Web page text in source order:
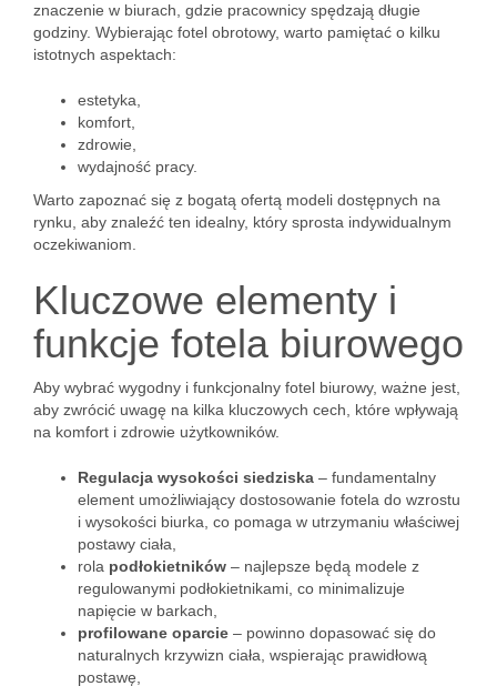
znaczenie w biurach, gdzie pracownicy spędzają długie
godziny. Wybierając fotel obrotowy, warto pamiętać o kilku
istotnych aspektach:
estetyka,
komfort,
zdrowie,
wydajność pracy.
Warto zapoznać się z bogatą ofertą modeli dostępnych na
rynku, aby znaleźć ten idealny, który sprosta indywidualnym
oczekiwaniom.
Kluczowe elementy i
funkcje fotela biurowego
Aby wybrać wygodny i funkcjonalny fotel biurowy, ważne jest,
aby zwrócić uwagę na kilka kluczowych cech, które wpływają
na komfort i zdrowie użytkowników.
Regulacja wysokości siedziska – fundamentalny
element umożliwiający dostosowanie fotela do wzrostu
i wysokości biurka, co pomaga w utrzymaniu właściwej
postawy ciała,
rola podłokietników – najlepsze będą modele z
regulowanymi podłokietnikami, co minimalizuje
napięcie w barkach,
profilowane oparcie – powinno dopasować się do
naturalnych krzywizn ciała, wspierając prawidłową
postawę,